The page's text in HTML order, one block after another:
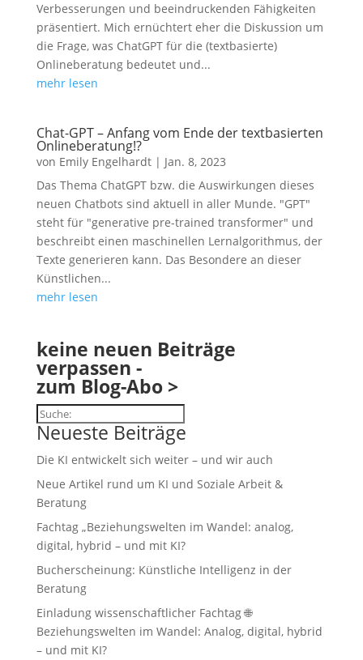
Verbesserungen und beeindruckenden Fähigkeiten
präsentiert. Mich ernüchtert eher die Diskussion um
die Frage, was ChatGPT für die (textbasierte)
Onlineberatung bedeutet und...
mehr lesen
Chat-GPT – Anfang vom Ende der textbasierten
Onlineberatung!?
von Emily Engelhardt| Jan. 8, 2023
Das Thema ChatGPT bzw. die Auswirkungen dieses
neuen Chatbots sind aktuell in aller Munde. "GPT"
steht für "generative pre-trained transformer" und
beschreibt einen maschinellen Lernalgorithmus, der
Texte generieren kann. Das Besondere an dieser
Künstlichen...
mehr lesen
keine neuen Beiträge
verpassen -
zum Blog-Abo >
Suchen
Neueste Beiträge
Die KI entwickelt sich weiter – und wir auch
Neue Artikel rund um KI und Soziale Arbeit &
Beratung
Fachtag „Beziehungswelten im Wandel: analog,
digital, hybrid – und mit KI?
Bucherscheinung: Künstliche Intelligenz in der
Beratung
Einladung wissenschaftlicher Fachtag 🌐
Beziehungswelten im Wandel: Analog, digital, hybrid
– und mit KI?